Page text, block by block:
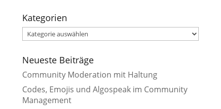
Kategorien
Kategorien
Neueste Beiträge
Community Moderation mit Haltung
Codes, Emojis und Algospeak im Community
Management